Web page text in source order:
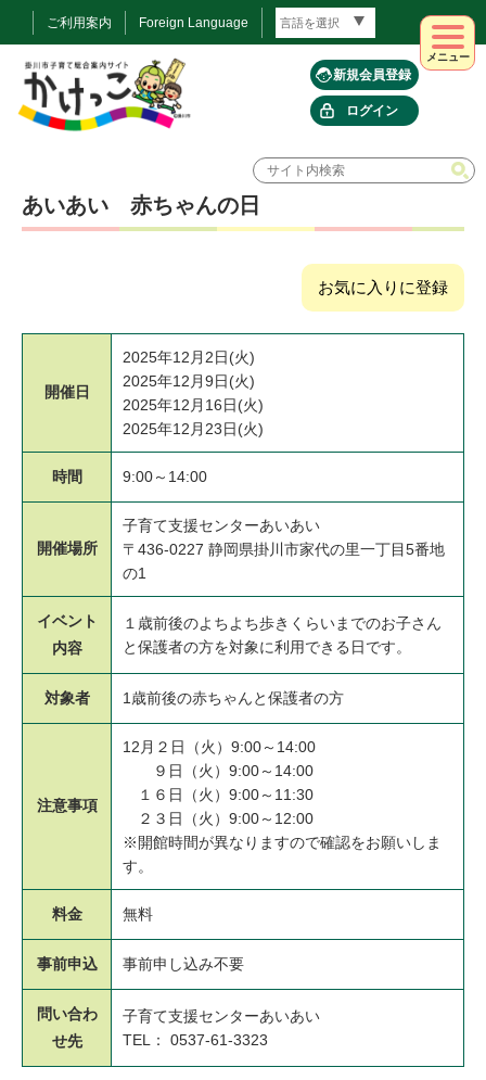
ご利用案内 Foreign Language
新規会員登録
ログイン
メニュー
あいあい 赤ちゃんの日
お気に入りに登録
開催日
2025年12月2日(火)
2025年12月9日(火)
2025年12月16日(火)
2025年12月23日(火)
時間 9:00～14:00
開催場所
子育て支援センターあいあい
〒436-0227 静岡県掛川市家代の里一丁目5番地
の1
イベント
内容
１歳前後のよちよち歩きくらいまでのお子さん
と保護者の方を対象に利用できる日です。
対象者 1歳前後の赤ちゃんと保護者の方
注意事項
12月２日（火）9:00～14:00
９日（火）9:00～14:00
１６日（火）9:00～11:30
２３日（火）9:00～12:00
※開館時間が異なりますので確認をお願いしま
す。
料金 無料
事前申込 事前申し込み不要
問い合わ
せ先
子育て支援センターあいあい
TEL： 0537-61-3323